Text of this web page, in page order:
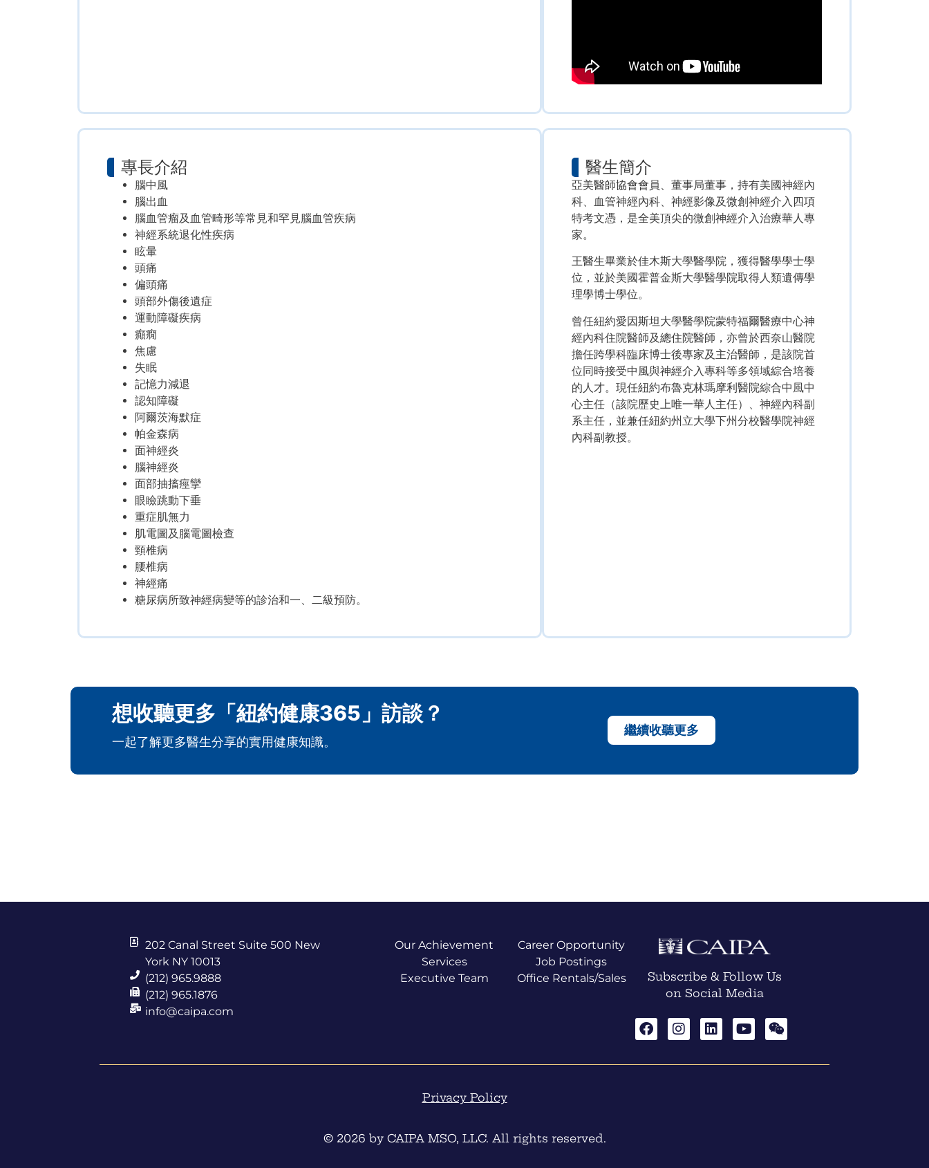
專長介紹
腦中風
腦出血
腦血管瘤及血管畸形等常見和罕見腦血管疾病
神經系統退化性疾病
眩暈
頭痛
偏頭痛
頭部外傷後遺症
運動障礙疾病
癲癇
焦慮
失眠
記憶力減退
認知障礙
阿爾茨海默症
帕金森病
面神經炎
腦神經炎
面部抽搐痙攣
眼瞼跳動下垂
重症肌無力
肌電圖及腦電圖檢查
頸椎病
腰椎病
神經痛
糖尿病所致神經病變等的診治和一、二級預防。
醫生簡介
亞美醫師協會會員、董事局董事，持有美國神經內
科、血管神經內科、神經影像及微創神經介入四項
特考文憑，是全美頂尖的微創神經介入治療華人專
家。
王醫生畢業於佳木斯大學醫學院，獲得醫學學士學
位，並於美國霍普金斯大學醫學院取得人類遺傳學
理學博士學位。
曾任紐約愛因斯坦大學醫學院蒙特福爾醫療中心神
經內科住院醫師及總住院醫師，亦曾於西奈山醫院
擔任跨學科臨床博士後專家及主治醫師，是該院首
位同時接受中風與神經介入專科等多領域綜合培養
的人才。現任紐約布魯克林瑪摩利醫院綜合中風中
心主任（該院歷史上唯一華人主任）、神經內科副
系主任，並兼任紐約州立大學下州分校醫學院神經
內科副教授。
想收聽更多「紐約健康365」訪談？
一起了解更多醫生分享的實用健康知識。
繼續收聽更多
202 Canal Street Suite 500 New
York NY 10013
(212) 965.9888
(212) 965.1876
info@caipa.com
Our Achievement
Services
Executive Team
Career Opportunity
Job Postings
Office Rentals/Sales
Subscribe & Follow Us
on Social Media
Privacy Policy
© 2026 by CAIPA MSO, LLC. All rights reserved.